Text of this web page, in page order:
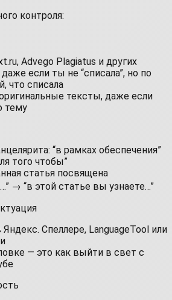
контроля:
Advego Plagiatus и других
если ты не “списала”, но по
что списала
тексты, даже если
тему
“в рамках обеспечения”
того чтобы”
статья посвящена
→ “в этой статье вы узнаете…”
Спеллере, LanguageTool или
— это как выйти в свет с